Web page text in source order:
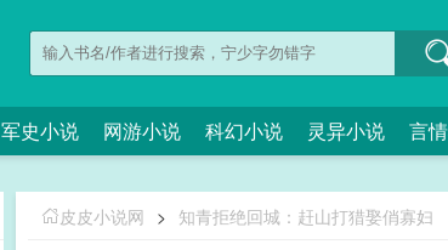
军史小说 网游小说 科幻小说 灵异小说 言
皮皮小说网 > 知青拒绝回城：赶山打猎娶俏寡妇